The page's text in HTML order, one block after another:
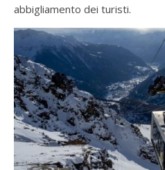
abbigliamento dei turisti.